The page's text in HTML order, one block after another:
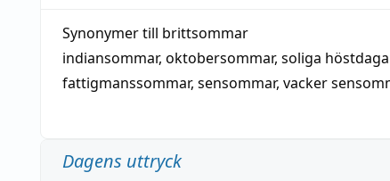
Synonymer till brittsommar
indiansommar, oktobersommar, soliga
fattigmanssommar, sensommar, vacker
Dagens uttryck